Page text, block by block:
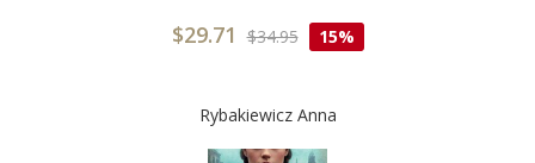
$29.71 $34.95 15%
Rybakiewicz Anna